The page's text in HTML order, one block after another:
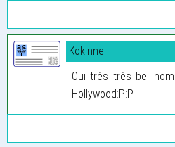
Kokinne
Oui très très bel
Hollywood:P:P